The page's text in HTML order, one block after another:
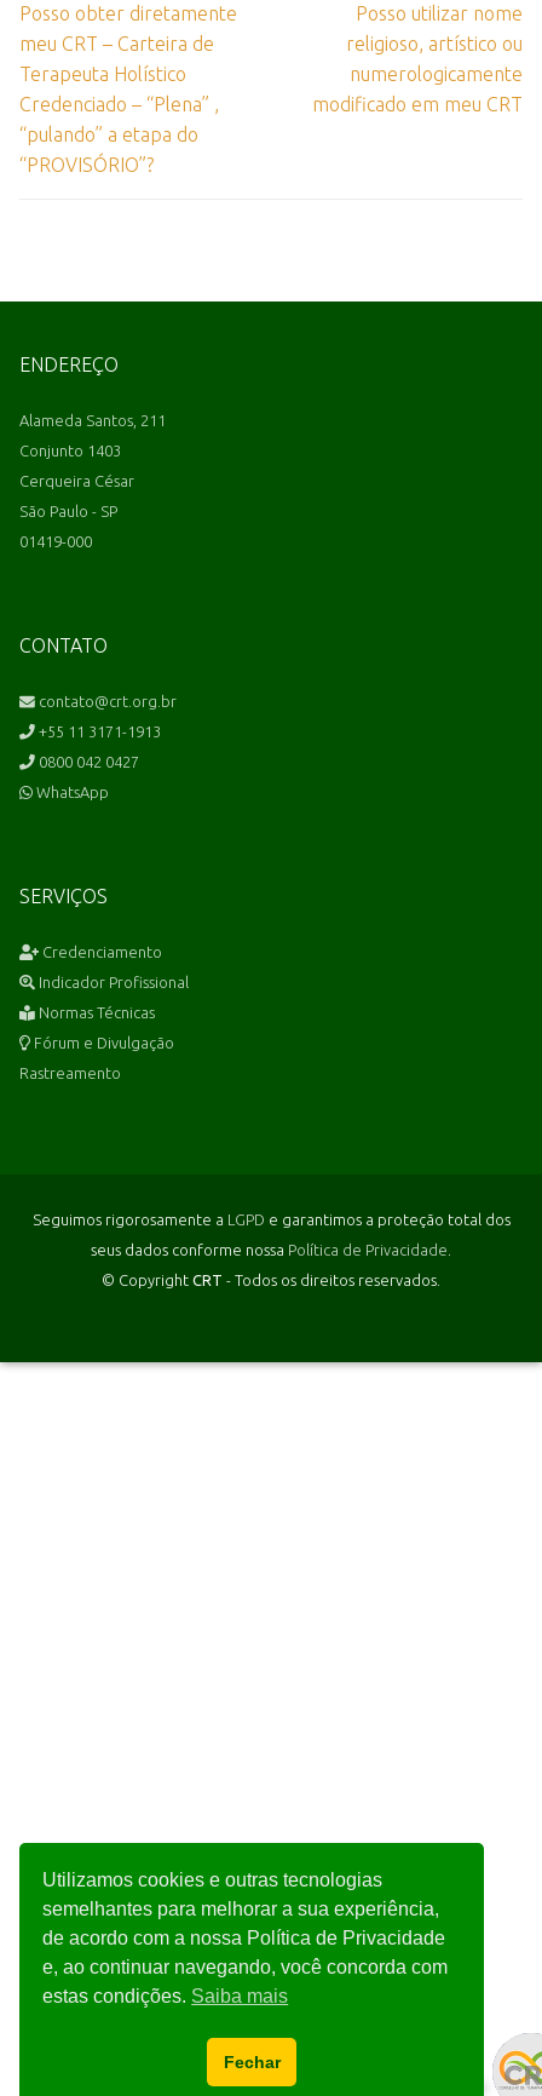
Posso obter diretamente
meu CRT – Carteira de
Terapeuta Holístico
Credenciado – “Plena” ,
“pulando” a etapa do
“PROVISÓRIO”?
Posso utilizar nome
religioso, artístico ou
numerologicamente
modificado em meu CRT
ENDEREÇO
Alameda Santos, 211
Conjunto 1403
Cerqueira César
São Paulo - SP
01419-000
CONTATO
contato@crt.org.br
+55 11 3171-1913
0800 042 0427
WhatsApp
SERVIÇOS
Credenciamento
Indicador Profissional
Normas Técnicas
Fórum e Divulgação
Rastreamento
Seguimos rigorosamente a LGPD e garantimos a proteção total dos
seus dados conforme nossa Política de Privacidade
© Copyright CRT - Todos os direitos reservados.
Utilizamos cookies e outras tecnologias
semelhantes para melhorar a sua experiência,
de acordo com a nossa Política de Privacidade
e, ao continuar navegando, você concorda com
estas condições. Saiba mais
Fechar